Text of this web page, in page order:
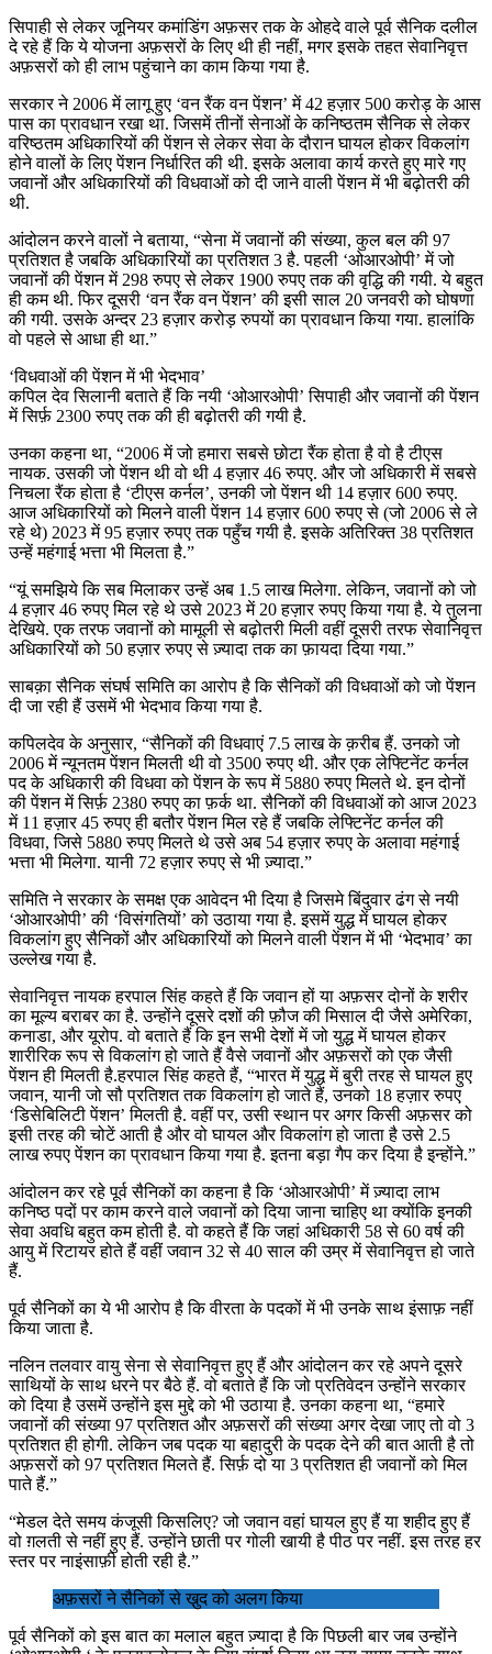
सिपाही से लेकर जूनियर कमांडिंग अफ़सर तक के ओहदे वाले पूर्व सैनिक दलील
दे रहे हैं कि ये योजना अफ़सरों के लिए थी ही नहीं, मगर इसके तहत सेवानिवृत्त
अफ़सरों को ही लाभ पहुंचाने का काम किया गया है.
सरकार ने 2006 में लागू हुए ‘वन रैंक वन पेंशन’ में 42 हज़ार 500 करोड़ के आस
पास का प्रावधान रखा था. जिसमें तीनों सेनाओं के कनिष्ठतम सैनिक से लेकर
वरिष्ठतम अधिकारियों की पेंशन से लेकर सेवा के दौरान घायल होकर विकलांग
होने वालों के लिए पेंशन निर्धारित की थी. इसके अलावा कार्य करते हुए मारे गए
जवानों और अधिकारियों की विधवाओं को दी जाने वाली पेंशन में भी बढ़ोतरी की
थी.
आंदोलन करने वालों ने बताया, “सेना में जवानों की संख्या, कुल बल की 97
प्रतिशत है जबकि अधिकारियों का प्रतिशत 3 है. पहली ‘ओआरओपी’ में जो
जवानों की पेंशन में 298 रुपए से लेकर 1900 रुपए तक की वृद्धि की गयी. ये बहुत
ही कम थी. फिर दूसरी ‘वन रैंक वन पेंशन’ की इसी साल 20 जनवरी को घोषणा
की गयी. उसके अन्दर 23 हज़ार करोड़ रुपयों का प्रावधान किया गया. हालांकि
वो पहले से आधा ही था.”
‘विधवाओं की पेंशन में भी भेदभाव’
कपिल देव सिलानी बताते हैं कि नयी ‘ओआरओपी’ सिपाही और जवानों की पेंशन
में सिर्फ़ 2300 रुपए तक की ही बढ़ोतरी की गयी है.
उनका कहना था, “2006 में जो हमारा सबसे छोटा रैंक होता है वो है टीएस
नायक. उसकी जो पेंशन थी वो थी 4 हज़ार 46 रुपए. और जो अधिकारी में सबसे
निचला रैंक होता है ‘टीएस कर्नल’, उनकी जो पेंशन थी 14 हज़ार 600 रुपए.
आज अधिकारियों को मिलने वाली पेंशन 14 हज़ार 600 रुपए से (जो 2006 से ले
रहे थे) 2023 में 95 हज़ार रुपए तक पहुँच गयी है. इसके अतिरिक्त 38 प्रतिशत
उन्हें महंगाई भत्ता भी मिलता है.”
“यूं समझिये कि सब मिलाकर उन्हें अब 1.5 लाख मिलेगा. लेकिन, जवानों को जो
4 हज़ार 46 रुपए मिल रहे थे उसे 2023 में 20 हज़ार रुपए किया गया है. ये तुलना
देखिये. एक तरफ जवानों को मामूली से बढ़ोतरी मिली वहीं दूसरी तरफ सेवानिवृत्त
अधिकारियों को 50 हज़ार रुपए से ज़्यादा तक का फ़ायदा दिया गया.”
साबक़ा सैनिक संघर्ष समिति का आरोप है कि सैनिकों की विधवाओं को जो पेंशन
दी जा रही हैं उसमें भी भेदभाव किया गया है.
कपिलदेव के अनुसार, “सैनिकों की विधवाएं 7.5 लाख के क़रीब हैं. उनको जो
2006 में न्यूनतम पेंशन मिलती थी वो 3500 रुपए थी. और एक लेफ्टिनेंट कर्नल
पद के अधिकारी की विधवा को पेंशन के रूप में 5880 रुपए मिलते थे. इन दोनों
की पेंशन में सिर्फ़ 2380 रुपए का फ़र्क था. सैनिकों की विधवाओं को आज 2023
में 11 हज़ार 45 रुपए ही बतौर पेंशन मिल रहे हैं जबकि लेफ्टिनेंट कर्नल की
विधवा, जिसे 5880 रुपए मिलते थे उसे अब 54 हज़ार रुपए के अलावा महंगाई
भत्ता भी मिलेगा. यानी 72 हज़ार रुपए से भी ज़्यादा.”
समिति ने सरकार के समक्ष एक आवेदन भी दिया है जिसमे बिंदुवार ढंग से नयी
‘ओआरओपी’ की ‘विसंगतियों’ को उठाया गया है. इसमें युद्ध में घायल होकर
विकलांग हुए सैनिकों और अधिकारियों को मिलने वाली पेंशन में भी ‘भेदभाव’ का
उल्लेख गया है.
सेवानिवृत्त नायक हरपाल सिंह कहते हैं कि जवान हों या अफ़सर दोनों के शरीर
का मूल्य बराबर का है. उन्होंने दूसरे दशों की फ़ौज की मिसाल दी जैसे अमेरिका,
कनाडा, और यूरोप. वो बताते हैं कि इन सभी देशों में जो युद्ध में घायल होकर
शारीरिक रूप से विकलांग हो जाते हैं वैसे जवानों और अफ़सरों को एक जैसी
पेंशन ही मिलती है.हरपाल सिंह कहते हैं, “भारत में युद्ध में बुरी तरह से घायल हुए
जवान, यानी जो सौ प्रतिशत तक विकलांग हो जाते हैं, उनको 18 हज़ार रुपए
‘डिसेबिलिटी पेंशन’ मिलती है. वहीं पर, उसी स्थान पर अगर किसी अफ़सर को
इसी तरह की चोटें आती है और वो घायल और विकलांग हो जाता है उसे 2.5
लाख रुपए पेंशन का प्रावधान किया गया है. इतना बड़ा गैप कर दिया है इन्होंने.”
आंदोलन कर रहे पूर्व सैनिकों का कहना है कि ‘ओआरओपी’ में ज़्यादा लाभ
कनिष्ठ पदों पर काम करने वाले जवानों को दिया जाना चाहिए था क्योंकि इनकी
सेवा अवधि बहुत कम होती है. वो कहते हैं कि जहां अधिकारी 58 से 60 वर्ष की
आयु में रिटायर होते हैं वहीं जवान 32 से 40 साल की उम्र में सेवानिवृत्त हो जाते
हैं.
पूर्व सैनिकों का ये भी आरोप है कि वीरता के पदकों में भी उनके साथ इंसाफ़ नहीं
किया जाता है.
नलिन तलवार वायु सेना से सेवानिवृत्त हुए हैं और आंदोलन कर रहे अपने दूसरे
साथियों के साथ धरने पर बैठे हैं. वो बताते हैं कि जो प्रतिवेदन उन्होंने सरकार
को दिया है उसमें उन्होंने इस मुद्दे को भी उठाया है. उनका कहना था, “हमारे
जवानों की संख्या 97 प्रतिशत और अफ़सरों की संख्या अगर देखा जाए तो वो 3
प्रतिशत ही होगी. लेकिन जब पदक या बहादुरी के पदक देने की बात आती है तो
अफ़सरों को 97 प्रतिशत मिलते हैं. सिर्फ़ दो या 3 प्रतिशत ही जवानों को मिल
पाते हैं.”
“मेडल देते समय कंजूसी किसलिए? जो जवान वहां घायल हुए हैं या शहीद हुए हैं
वो ग़लती से नहीं हुए हैं. उन्होंने छाती पर गोली खायी है पीठ पर नहीं. इस तरह हर
स्तर पर नाइंसाफ़ी होती रही है.”
अफ़सरों ने सैनिकों से खु़द को अलग किया
पूर्व सैनिकों को इस बात का मलाल बहुत ज़्यादा है कि पिछली बार जब उन्होंने